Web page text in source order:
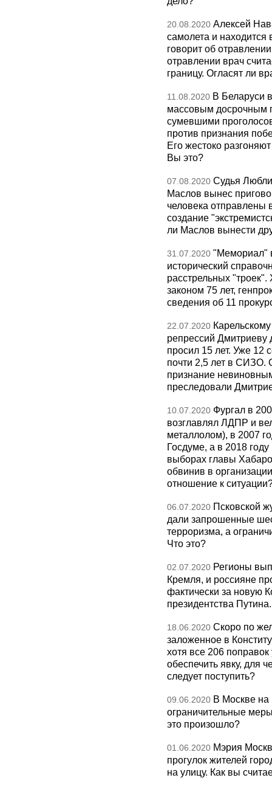
20.08.2020 Алексей
самолета и
говорит об
отравлении врач
границу. Огласят ли
11.08.2020 В Беларуси
массовым досрочным
сумевшими
против признания
Его жестоко
Вы это?
07.08.2020 Судья
Маслов вынес
человека отправлены
создание
ли Маслов вынести
31.07.2020 "Мемориал"
исторический
расстрельных
законом 75 лет,
сведения об 11
22.07.2020
репрессий Дмитриеву
просил 15 лет. Уже 12
почти 2,5 лет в СИЗО.
признание
преследовали
10.07.2020 Фургал в
возглавлял ЛДПР и
металлолом), в 2007
Госдуме, а в 2018
выборах главы
обвинив в
отношение к
06.07.2020 Псковской
дали запрошенные
терроризма, а
Что это?
02.07.2020 Регионы
Кремля, и россияне
фактически за новую
президентства
18.06.2020 Скоро по
заложенное в
хотя все 206
обеспечить явку, для
следует поступить?
09.06.2020 В Москве на
ограничительные
это произошло?
01.06.2020 Мэрия
прогулок жителей
на улицу. Как вы